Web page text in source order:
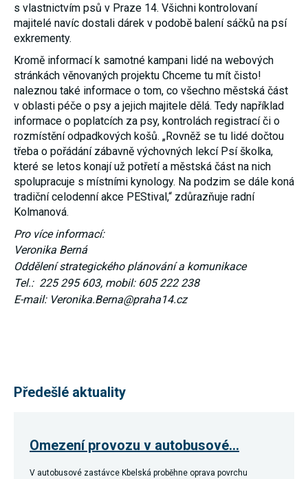
s vlastnictvím psů v Praze 14. Všichni kontrolovaní
majitelé navíc dostali dárek v podobě balení sáčků na psí
exkrementy.
Kromě informací k samotné kampani lidé na webových
stránkách věnovaných projektu Chceme tu mít čisto!
naleznou také informace o tom, co všechno městská část
v oblasti péče o psy a jejich majitele dělá. Tedy například
informace o poplatcích za psy, kontrolách registrací či o
rozmístění odpadkových košů. „Rovněž se tu lidé dočtou
třeba o pořádání zábavně výchovných lekcí Psí školka,
které se letos konají už potřetí a městská část na nich
spolupracuje s místními kynology. Na podzim se dále koná
tradiční celodenní akce PEStival,“ zdůrazňuje radní
Kolmanová.
Pro více informací:
Veronika Berná
Oddělení strategického plánování a komunikace
Tel.: 225 295 603, mobil: 605 222 238
E-mail: Veronika.Berna@praha14.cz
Předešlé aktuality
Omezení provozu v autobusové…
V autobusové zastávce Kbelská proběhne oprava povrchu
Používáme rovněž
soubory cookie a
další technologie,
abychom
přizpůsobili naše
webové stránky
potřebám a zájmům
našich návštěvníků.
Reklamní
cookies
Reklamní cookies
nebo reklamy jak na
našich stránkách,
tak na stránkách
třetích subjektů.
používány pouze